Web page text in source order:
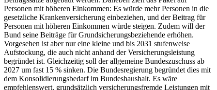
Personen mit höheren Einkommen: Es würde mehr Personen in die
gesetzliche Krankenversicherung einbeziehen, und der Beitrag für
Personen mit höheren Einkommen würde steigen. Zudem will der
Bund seine Beiträge für Grundsicherungsbeziehende erhöhen.
Vorgesehen ist aber nur eine kleine und bis 2031 stufenweise
Aufstockung, die auch nicht anhand der Versicherungsleistung
begründet ist. Gleichzeitig soll der allgemeine Bundeszuschuss ab
2027 um fast 15 % sinken. Die Bundesregierung begründet dies mit
dem Konsolidierungsbedarf im Bundeshaushalt. Es wäre
empfehlenswert, grundsätzlich versicherungsfremde Leistungen mit